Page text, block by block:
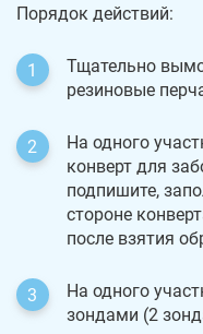
Порядок действий:
Тщательно
резиновые
На одного
конверт для
подпишите,
стороне
после взятия
На одного
зондами (2